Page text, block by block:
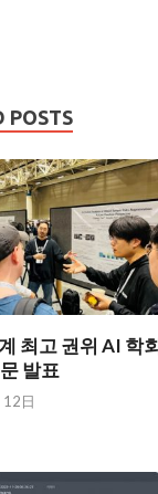
POSTS
최고 권위 AI 학
발표
日